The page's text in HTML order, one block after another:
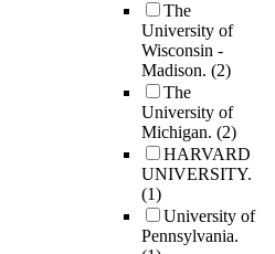
The
University of
Wisconsin -
Madison. (2)
The
University of
Michigan. (2)
HARVARD
UNIVERSITY.
(1)
University of
Pennsylvania.